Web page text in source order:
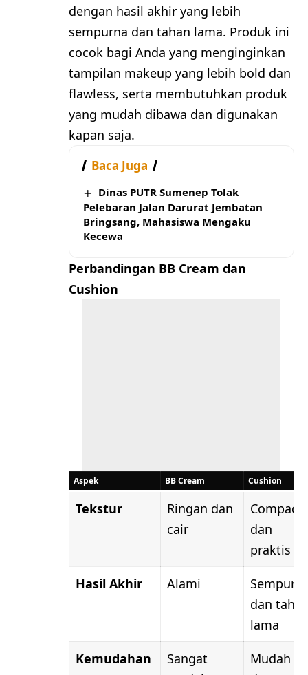
dengan hasil akhir yang lebih
sempurna dan tahan lama. Produk ini
cocok bagi Anda yang menginginkan
tampilan makeup yang lebih bold dan
flawless, serta membutuhkan produk
yang mudah dibawa dan digunakan
kapan saja.
Baca Juga
Dinas PUTR Sumenep Tolak
Pelebaran Jalan Darurat Jembatan
Bringsang, Mahasiswa Mengaku
Kecewa
Perbandingan BB Cream dan
Cushion
Aspek BB Cream Cushion
Tekstur
Ringan dan
cair
Compact
dan
praktis
Hasil Akhir Alami
dan
lama
Kemudahan
Sangat
Mudah